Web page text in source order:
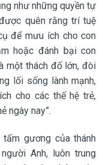
như những quyền tự
quên rằng trí tuệ
để mưu ích cho con
hoặc đánh bại con
một thách đố lớn, đòi
lối sống lành mạnh,
cho các thế hệ trẻ,
ngày nay”.
gương của thánh
Anh, luôn trung